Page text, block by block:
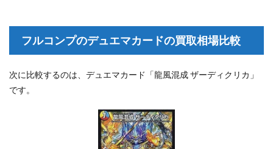
フルコンプのデュエマカードの買取相場比較
次に比較するのは、デュエマカード「龍風混成 ザーディクリカ」
です。